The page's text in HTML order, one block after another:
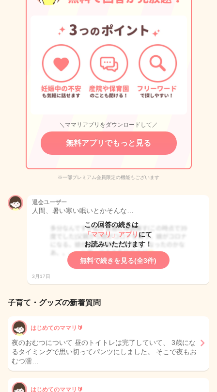
＼ママリアプリをダウンロードして／
無料アプリでもっと見る
※一部プレミアム会員限定の機能もございます
退会ユーザー
人間、暑い寒い眠いとかそんな…
この回答の続きは
「ママリ」アプリ にて
お読みいただけます！
無料で続きを見る(全3件)
3月17日
子育て・グッズの新着質問
はじめてのママリ🔰
夜のおむつについて 昼のトイトレは完了していて、 3歳にな
るタイミングで思い切ってパンツにしました。 そこで夜もお
むつ濡…
はじめてのママリ🔰